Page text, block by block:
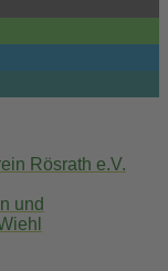
Rösrath e.V.
und